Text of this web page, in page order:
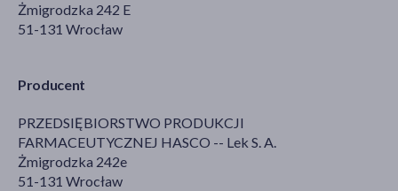
Żmigrodzka 242 E
51-131 Wrocław
Producent
PRZEDSIĘBIORSTWO PRODUKCJI
FARMACEUTYCZNEJ HASCO -- Lek S. A.
Żmigrodzka 242e
51-131 Wrocław